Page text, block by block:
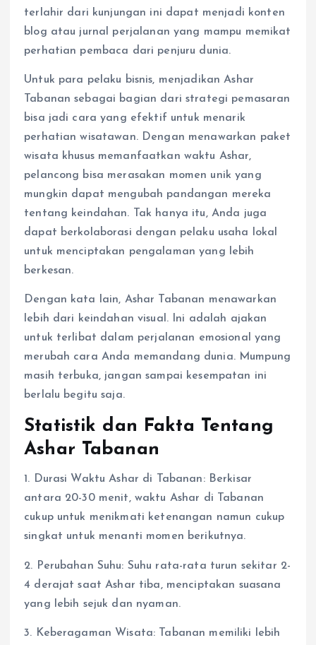
terlahir dari kunjungan ini dapat menjadi konten
blog atau jurnal perjalanan yang mampu memikat
perhatian pembaca dari penjuru dunia.
Untuk para pelaku bisnis, menjadikan Ashar
Tabanan sebagai bagian dari strategi pemasaran
bisa jadi cara yang efektif untuk menarik
perhatian wisatawan. Dengan menawarkan paket
wisata khusus memanfaatkan waktu Ashar,
pelancong bisa merasakan momen unik yang
mungkin dapat mengubah pandangan mereka
tentang keindahan. Tak hanya itu, Anda juga
dapat berkolaborasi dengan pelaku usaha lokal
untuk menciptakan pengalaman yang lebih
berkesan.
Dengan kata lain, Ashar Tabanan menawarkan
lebih dari keindahan visual. Ini adalah ajakan
untuk terlibat dalam perjalanan emosional yang
merubah cara Anda memandang dunia. Mumpung
masih terbuka, jangan sampai kesempatan ini
berlalu begitu saja.
Statistik dan Fakta Tentang
Ashar Tabanan
1. Durasi Waktu Ashar di Tabanan: Berkisar
antara 20-30 menit, waktu Ashar di Tabanan
cukup untuk menikmati ketenangan namun cukup
singkat untuk menanti momen berikutnya.
2. Perubahan Suhu: Suhu rata-rata turun sekitar 2-
4 derajat saat Ashar tiba, menciptakan suasana
yang lebih sejuk dan nyaman.
3. Keberagaman Wisata: Tabanan memiliki lebih